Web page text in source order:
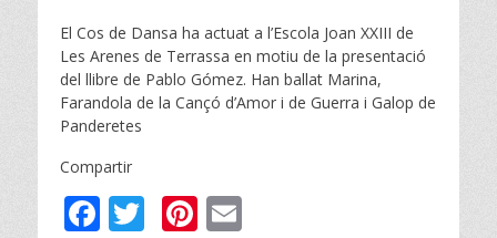
El Cos de Dansa ha actuat a l’Escola Joan XXIII de
Les Arenes de Terrassa en motiu de la presentació
del llibre de Pablo Gómez. Han ballat Marina,
Farandola de la Cançó d’Amor i de Guerra i Galop de
Panderetes
Compartir
F T Pi